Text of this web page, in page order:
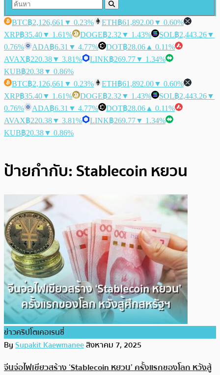
BTC฿2,126,661 ▼ 0.23% ETH฿61,892.00▼ 0.60%
XRP฿35.40▼ 1.61% DOGE฿2.32 ▼ 1.43% SOL฿2,443.26▼
0.76%
ADA฿6.31 ▼ 4.77% DOT฿28.06 ▲ 0.11%
AVAX฿220.38▼ 3.81% LINK฿269.77▼ 1.34%
KUB฿20.38▼ 0.86%
BTC฿2,126,661 ▼ 0.23% ETH฿61,892.00▼ 0.60%
XRP฿35.40▼ 1.61% DOGE฿2.32 ▼ 1.43% SOL฿2,443.26▼
0.76%
ADA฿6.31 ▼ 4.77% DOT฿28.06 ▲ 0.11%
AVAX฿220.38▼ 3.81% LINK฿269.77▼ 1.34%
KUB฿20.38▼ 0.86%
ป้ายกำกับ: Stablecoin หยวน
ข่าวคริปโตเคอเรนซี่
BySupakit Kaewmaneeสิงหาคม 7, 2025
จีนจ่อไฟเขียวสร้าง ‘Stablecoin หยวน’ ครั้งแรกของโลก หวังสู้